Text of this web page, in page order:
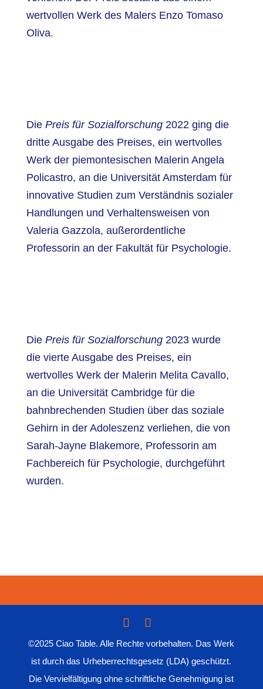
wertvollen Werk des Malers Enzo Tomaso
Oliva.
DiePreis für Sozialforschung 2022 ging die
dritte Ausgabe des Preises, ein wertvolles
Werk der piemontesischen Malerin Angela
Policastro, an die Universität Amsterdam für
innovative Studien zum Verständnis sozialer
Handlungen und Verhaltensweisen von
Valeria Gazzola, außerordentliche
Professorin an der Fakultät für Psychologie.
DiePreis für Sozialforschung 2023 wurde
die vierte Ausgabe des Preises, ein
wertvolles Werk der Malerin Melita Cavallo,
an die Universität Cambridge für die
bahnbrechenden Studien über das soziale
Gehirn in der Adoleszenz verliehen, die von
Sarah-Jayne Blakemore, Professorin am
Fachbereich für Psychologie, durchgeführt
wurden.
©2025 Ciao Table. Alle Rechte vorbehalten. Das Werk
ist durch das Urheberrechtsgesetz (LDA) geschützt.
Die Vervielfältigung ohne schriftliche Genehmigung ist